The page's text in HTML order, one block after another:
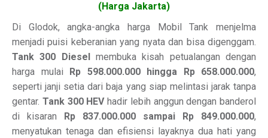
(Harga Jakarta)
Di Glodok, angka-angka harga Mobil Tank menjelma
menjadi puisi keberanian yang nyata dan bisa digenggam.
Tank 300 Diesel
membuka kisah petualangan dengan
harga mulai
Rp 598.000.000 hingga Rp 658.000.000,
seperti janji setia dari baja yang siap melintasi jarak tanpa
gentar. Tank 300 HEVhadir lebih anggun dengan banderol
di kisaran
Rp 837.000.000 sampai Rp 849.000.000,
menyatukan tenaga dan efisiensi layaknya dua hati yang